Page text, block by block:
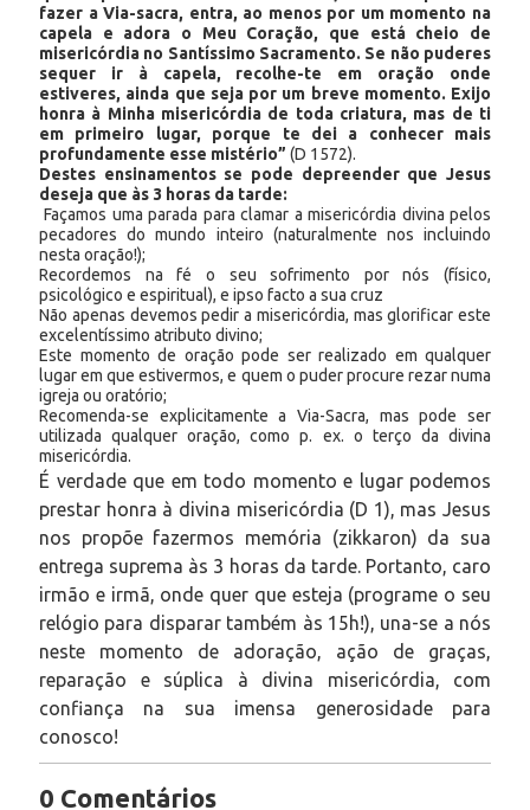
fazer a Via-sacra, entra, ao menos por um momento na
capela e adora o Meu Coração, que está cheio de
misericórdia no Santíssimo Sacramento. Se não puderes
sequer ir à capela, recolhe-te em oração onde
estiveres, ainda que seja por um breve momento. Exijo
honra à Minha misericórdia de toda criatura, mas de ti
em primeiro lugar, porque te dei a conhecer mais
profundamente esse mistério” (D 1572).
Destes ensinamentos se pode depreender que Jesus
deseja que às 3 horas da tarde:
Façamos uma parada para clamar a misericórdia divina pelos
pecadores do mundo inteiro (naturalmente nos incluindo
nesta oração!);
Recordemos na fé o seu sofrimento por nós (físico,
psicológico e espiritual), e ipso facto a sua cruz
Não apenas devemos pedir a misericórdia, mas glorificar este
excelentíssimo atributo divino;
Este momento de oração pode ser realizado em qualquer
lugar em que estivermos, e quem o puder procure rezar numa
igreja ou oratório;
Recomenda-se explicitamente a Via-Sacra, mas pode ser
utilizada qualquer oração, como p. ex. o terço da divina
misericórdia.
É verdade que em todo momento e lugar podemos
prestar honra à divina misericórdia (D 1), mas Jesus
nos propõe fazermos memória (zikkaron) da sua
entrega suprema às 3 horas da tarde. Portanto, caro
irmão e irmã, onde quer que esteja (programe o seu
relógio para disparar também às 15h!), una-se a nós
neste momento de adoração, ação de graças,
reparação e súplica à divina misericórdia, com
confiança na sua imensa generosidade para
conosco!
0 Comentários